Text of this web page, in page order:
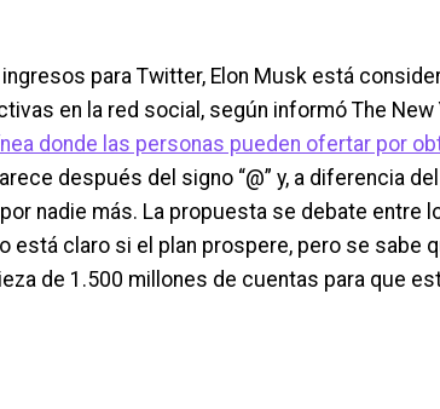
para Twitter, Elon Musk está
en la red social, según informó The New
donde las personas pueden ofertar por
después del signo “@” y, a diferencia
nadie más. La propuesta se debate entre
está claro si el plan prospere, pero se sabe
de 1.500 millones de cuentas para que